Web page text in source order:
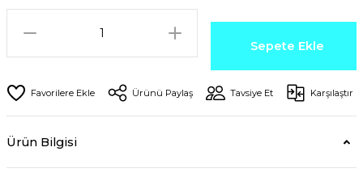
Sepete Ekle
Ürünü Paylaş Tavsiye Et Karşılaştır
Ürün Bilgisi